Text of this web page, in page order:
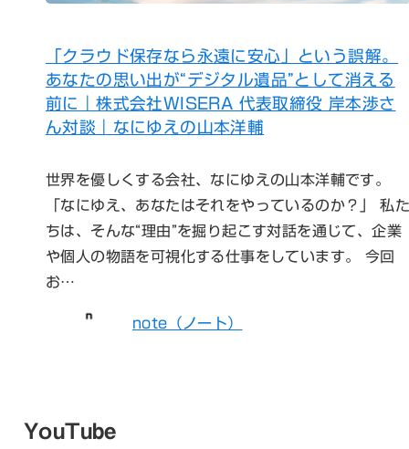
「クラウド保存なら永遠に安心」という誤解。
あなたの思い出が“デジタル遺品”として消える
前に｜株式会社WISERA 代表取締役 岸本渉さ
ん対談｜なにゆえの山本洋輔
世界を優しくする会社、なにゆえの山本洋輔です。
「なにゆえ、あなたはそれをやっているのか？」 私た
ちは、そんな“理由”を掘り起こす対話を通じて、企業
や個人の物語を可視化する仕事をしています。 今回
お…
note（ノート）
YouTube